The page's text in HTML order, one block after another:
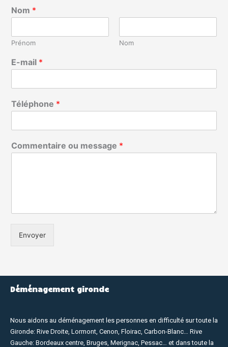
Nom *
Prénom Nom
E-mail *
Téléphone *
Commentaire ou message *
Envoyer
Déménagement gironde
Nous aidons au déménagement les personnes en difficulté sur toute la
Gironde: Rive Droite, Lormont, Cenon, Floirac, Carbon-Blanc… Rive
Gauche: Bordeaux centre, Bruges, Merignac, Pessac… et dans toute la